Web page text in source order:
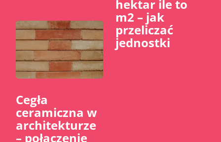
Cegła
ceramiczna w
architekturze
– połączenie
hektar ile to
m2 – jak
przeliczać
jednostki